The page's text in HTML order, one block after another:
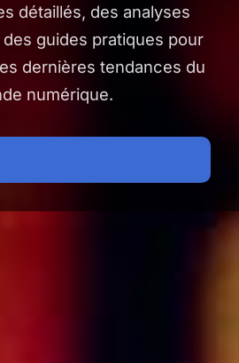
détaillés, des analyses
guides pratiques pour
dernières tendances du
numérique.